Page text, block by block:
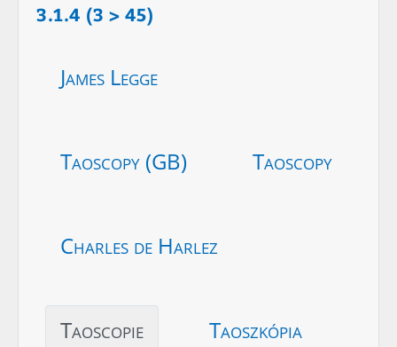
3.1.4 (3 > 45)
James Legge
Taoscopy (GB) Taoscopy
Charles de Harlez
Taoscopie Taoszkópia